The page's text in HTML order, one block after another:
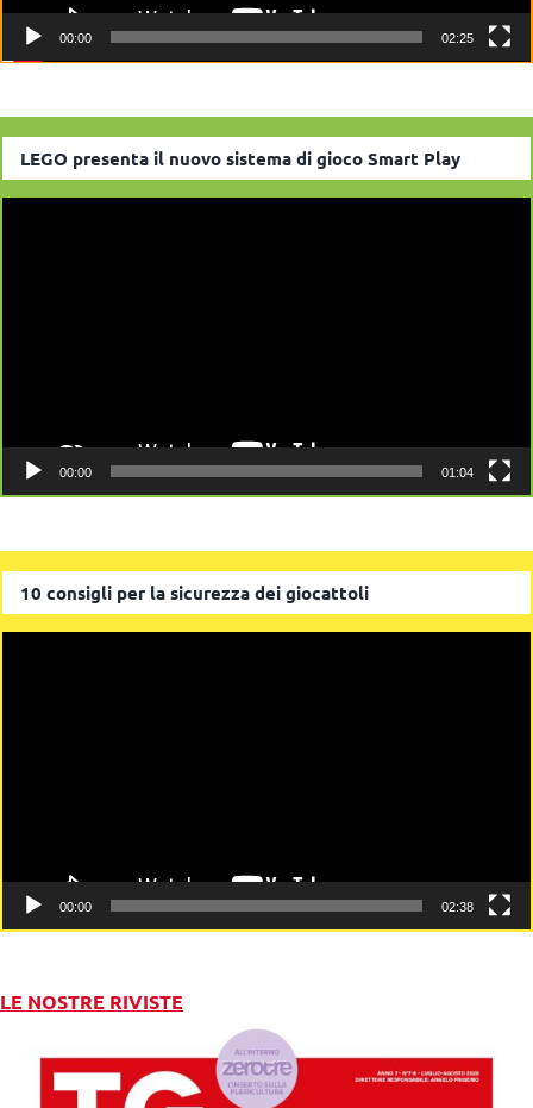
00:00 02:25
LEGO presenta il nuovo sistema di gioco Smart Play
00:00 01:04
10 consigli per la sicurezza dei giocattoli
00:00 02:38
LE NOSTRE RIVISTE